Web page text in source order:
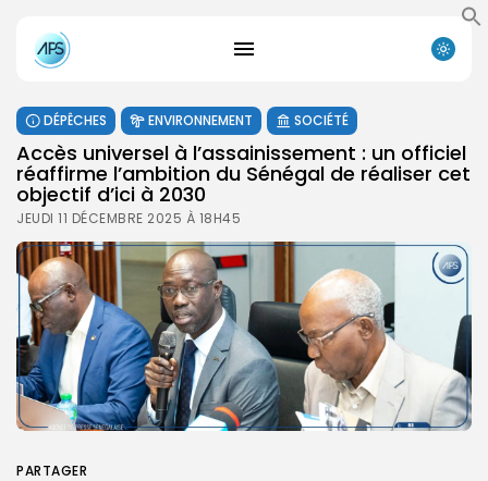
DÉPÊCHES ENVIRONNEMENT SOCIÉTÉ
Accès universel à l’assainissement : un officiel
réaffirme l’ambition du Sénégal de réaliser cet
objectif d’ici à 2030
JEUDI 11 DÉCEMBRE 2025 À 18H45
PARTAGER